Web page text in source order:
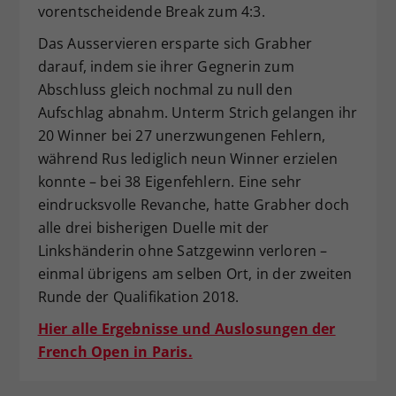
vorentscheidende Break zum 4:3.
Das Ausservieren ersparte sich Grabher
darauf, indem sie ihrer Gegnerin zum
Abschluss gleich nochmal zu null den
Aufschlag abnahm. Unterm Strich gelangen ihr
20 Winner bei 27 unerzwungenen Fehlern,
während Rus lediglich neun Winner erzielen
konnte – bei 38 Eigenfehlern. Eine sehr
eindrucksvolle Revanche, hatte Grabher doch
alle drei bisherigen Duelle mit der
Linkshänderin ohne Satzgewinn verloren –
einmal übrigens am selben Ort, in der zweiten
Runde der Qualifikation 2018.
Hier alle Ergebnisse und Auslosungen der
French Open in Paris.